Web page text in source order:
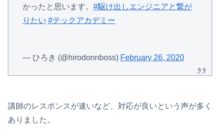
かったと思います。 #駆け出しエンジニアと繋が
りたい #テックアカデミー
— ひろき (@hirodonnboss) February 26, 2020
講師のレスポンスが速いなど、対応が良いという声が多く
ありました。